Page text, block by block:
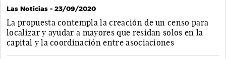
Las Noticias - 23/09/2020
La propuesta contempla la creación de un censo para
localizar y ayudar a mayores que residan solos en la
capital y la coordinación entre asociaciones